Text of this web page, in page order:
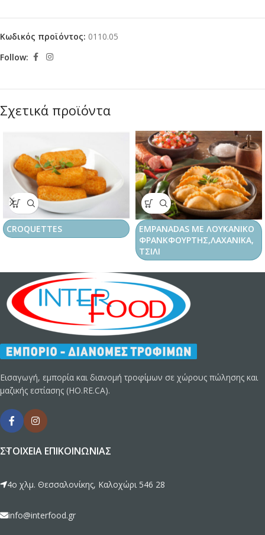
Κωδικός προϊόντος: 0110.05
Follow:
Σχετικά προϊόντα
CROQUETTES
EMPANADAS ΜΕ ΛΟΥΚΑΝΙΚΟ
ΦΡΑΝΚΦΟΥΡΤΗΣ,ΛΑΧΑΝΙΚΑ,
ΤΣΙΛΙ
Εισαγωγή, εμπορία και διανομή τροφίμων σε χώρους πώλησης και
μαζικής εστίασης (HO.RE.CA).
ΣΤΟΙΧΕΊΑ ΕΠΙΚΟΙΝΩΝΊΑΣ
4ο χλμ. Θεσσαλονίκης, Καλοχώρι 546 28
info@interfood.gr